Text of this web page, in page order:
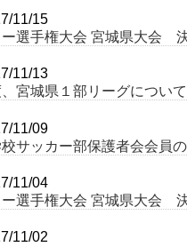
11/15
ー選手権大会 宮城県大会
11/13
宮城県１部リーグについて
11/09
サッカー部保護者会会員
11/04
選手権大会 宮城県大会
11/02